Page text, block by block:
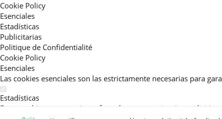
Cookie Policy
Esenciales
Estadísticas
Publicitarias
Politique de Confidentialité
Cookie Policy
Esenciales
Las cookies esenciales son las estrictamente necesarias para
Estadísticas
Estas cookies nos permiten ofrecerle una experiencia en el sitio